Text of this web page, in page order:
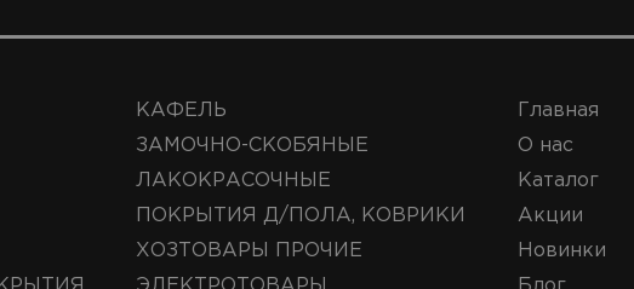
КАФЕЛЬ
ЗАМОЧНО-СКОБЯНЫЕ
ЛАКОКРАСОЧНЫЕ
ПОКРЫТИЯ Д/ПОЛА, КОВРИКИ
ХОЗТОВАРЫ ПРОЧИЕ
Главная
О нас
Каталог
Акции
Новинки